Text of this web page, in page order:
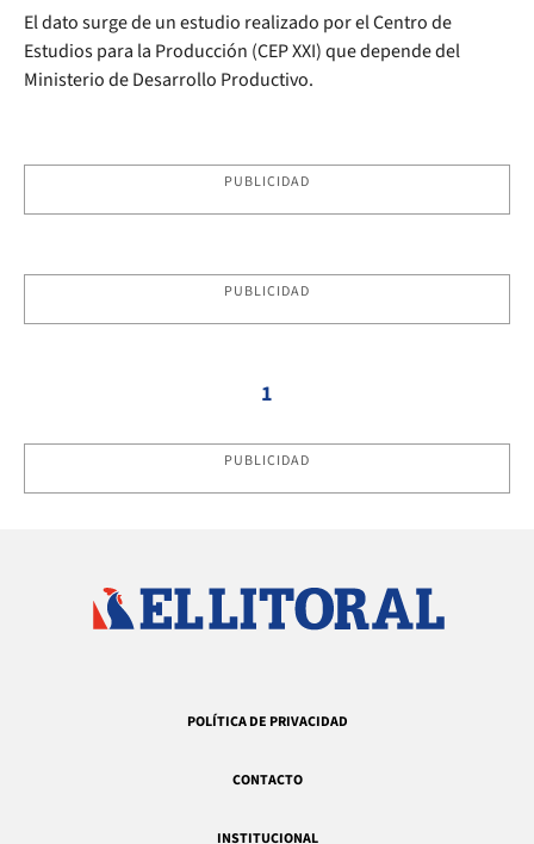
El dato surge de un estudio realizado por el Centro de
Estudios para la Producción (CEP XXI) que depende del
Ministerio de Desarrollo Productivo.
PUBLICIDAD
PUBLICIDAD
1
PUBLICIDAD
POLÍTICA DE PRIVACIDAD
CONTACTO
INSTITUCIONAL